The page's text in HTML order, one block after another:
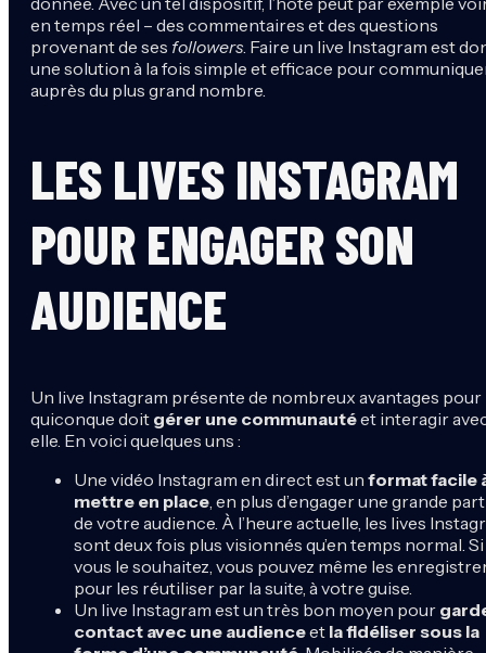
en temps réel – des commentaires et des questions
provenant de ses followers . Faire un live Instagram est
une solution à la fois simple et efficace pour
auprès du plus grand nombre.
LES LIVES INSTAGRAM
POUR ENGAGER SON
AUDIENCE
Un live Instagram présente de nombreux avantages pour
quiconque doit gérer une communautéet interagir
elle. En voici quelques uns :
Une vidéo Instagram en direct est un format facile
mettre en place , en plus d’engager une grande
de votre audience. À l’heure actuelle, les lives
sont deux fois plus visionnés qu’en temps normal. Si
vous le souhaitez, vous pouvez même les
pour les réutiliser par la suite, à votre guise.
Un live Instagram est un très bon moyen pour
contact avec une audienceet la fidéliser sous la